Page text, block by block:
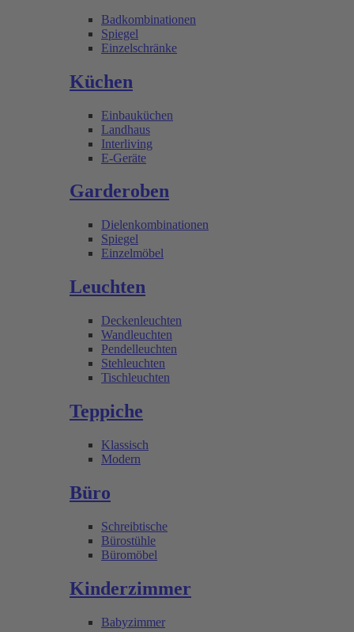
Badkombinationen
Spiegel
Einzelschränke
Küchen
Einbauküchen
Landhaus
Interliving
E-Geräte
Garderoben
Dielenkombinationen
Spiegel
Einzelmöbel
Leuchten
Deckenleuchten
Wandleuchten
Pendelleuchten
Stehleuchten
Tischleuchten
Teppiche
Klassisch
Modern
Büro
Schreibtische
Bürostühle
Büromöbel
Kinderzimmer
Babyzimmer